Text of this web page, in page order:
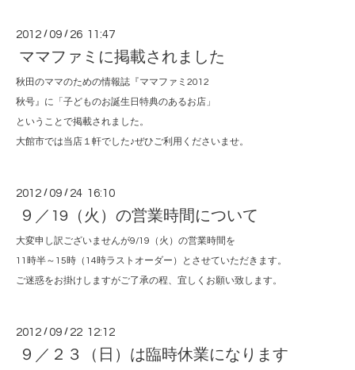
2012 /09 / 26 11:47
ママファミに掲載されました
秋田のママのための情報誌『ママファミ2012
秋号』に「子どものお誕生日特典のあるお店」
ということで掲載されました。
大館市では当店１軒でした♪ぜひご利用くださいませ。
2012 /09 / 24 16:10
９／19（火）の営業時間について
大変申し訳ございませんが9/19（火）の営業時間を
11時半～15時（14時ラストオーダー）とさせていただきます。
ご迷惑をお掛けしますがご了承の程、宜しくお願い致します。
2012 /09 / 22 12:12
９／２３（日）は臨時休業になります